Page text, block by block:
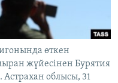
өткен
жүйесінен Бурятия
облысы, 31